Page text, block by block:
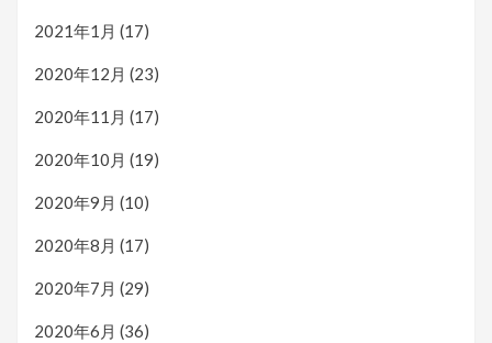
2021年1月 (17)
2020年12月 (23)
2020年11月 (17)
2020年10月 (19)
2020年9月 (10)
2020年8月 (17)
2020年7月 (29)
2020年6月 (36)